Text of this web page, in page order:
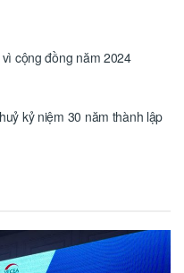
cộng đồng năm 2024
kỷ niệm 30 năm thành lập